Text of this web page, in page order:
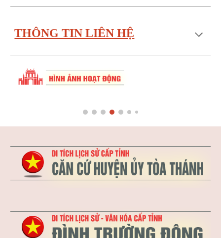
THÔNG TIN LIÊN HỆ